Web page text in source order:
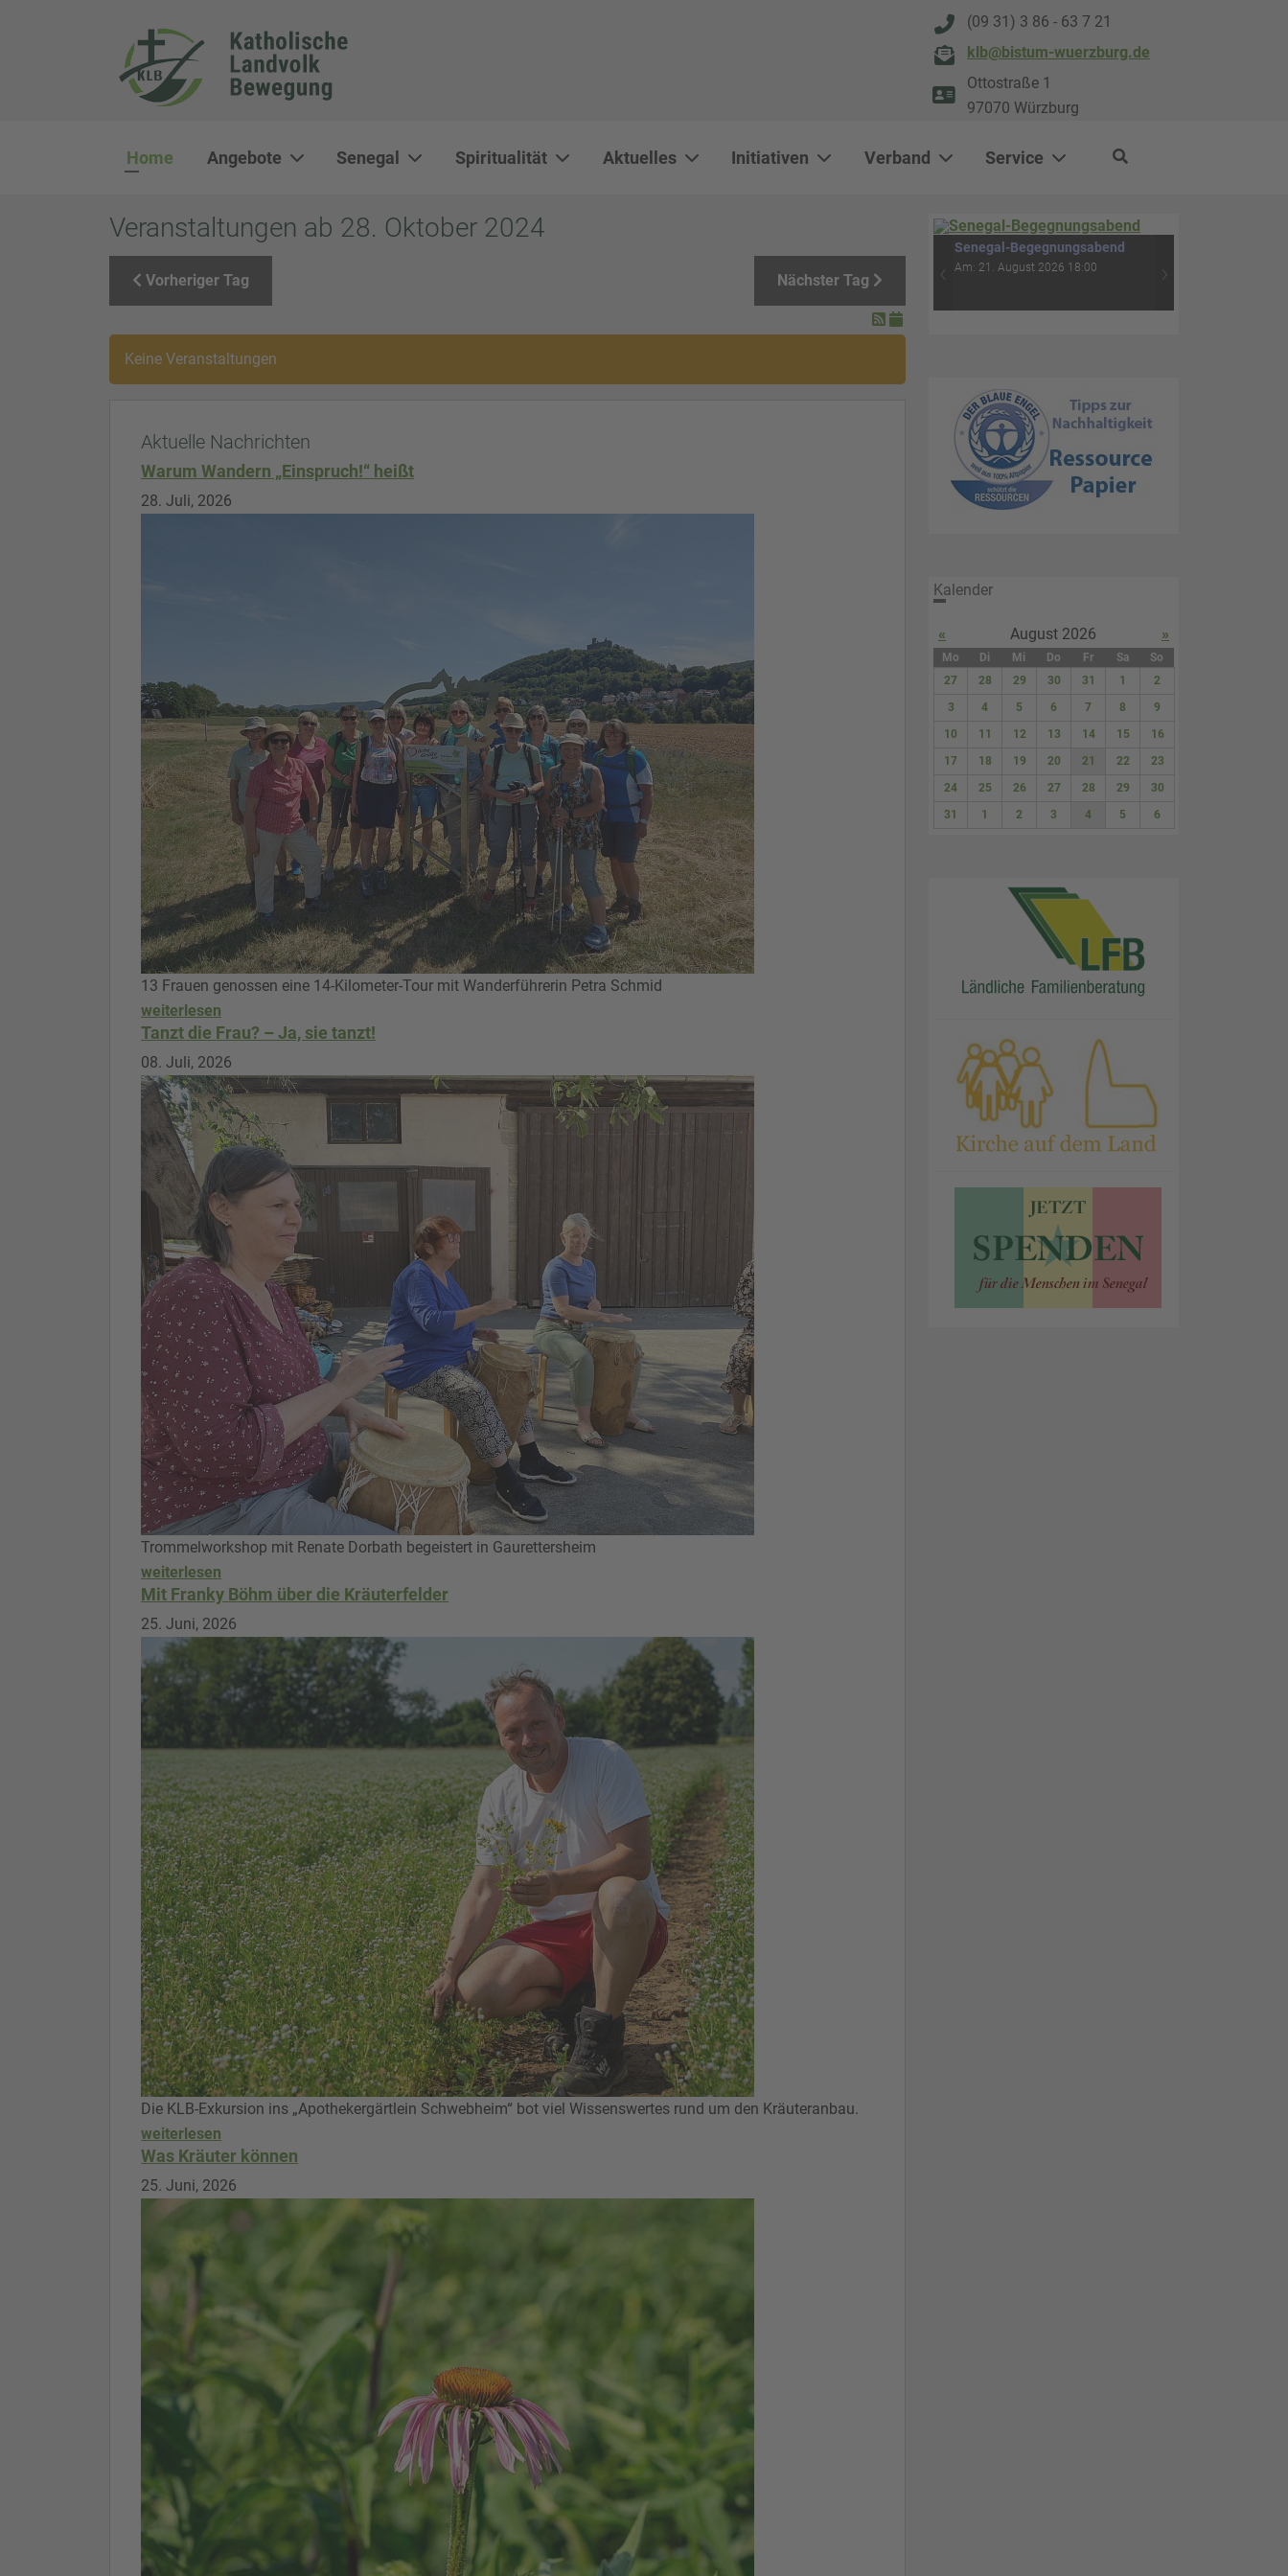
(09 31) 3 86 - 63 7 21
klb@bistum-wuerzburg.de
Ottostraße 1
97070 Würzburg
Home Angebote Senegal Spiritualität Aktuelles Initiativen Verband Service
WAL 3034 1800x500
WAL 8217 1800x500
20220730 115738 1800x500
20230911 165003 1800x500
DSC00568 1800x500
DSC 5882 DxO 1800x500
IMG 0711 1800x500
WAL 0061 1800x500
WAL 5484 1800x500
WAL 99591800x500
Veranstaltungen ab 28. Oktober 2024
Vorheriger Tag Nächster Tag
Keine Veranstaltungen
Aktuelle Nachrichten
Warum Wandern „Einspruch!“ heißt
28. Juli, 2026
13 Frauen genossen eine 14-Kilometer-Tour mit Wanderführerin Petra Schmid
weiterlesen
Tanzt die Frau? – Ja, sie tanzt!
08. Juli, 2026
Trommelworkshop mit Renate Dorbath begeistert in Gaurettersheim
weiterlesen
Mit Franky Böhm über die Kräuterfelder
25. Juni, 2026
Die KLB-Exkursion ins „Apothekergärtlein Schwebheim“ bot viel Wissenswertes rund um den Kräuteranbau.
weiterlesen
Was Kräuter können
25. Juni, 2026
Rituale für Menschen im
Wasser-Luft (4. Abend)
‹ ›
« August 2026 »
Mo Di Mi Do Fr Sa
So
27
28 29 30 31 1
2
3
4 5 6 7 8
9
10
11 12 13 14 15
16
17
18 19 20 21 22
23
24
25 26 27 28 29
30